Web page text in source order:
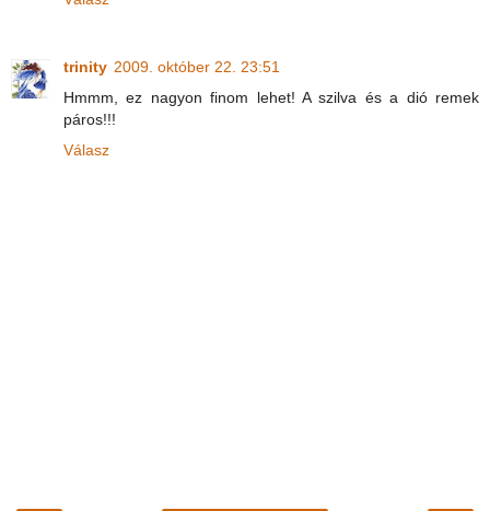
trinity 2009. október 22. 23:51
Hmmm, ez nagyon finom lehet! A szilva és a dió remek
páros!!!
Válasz